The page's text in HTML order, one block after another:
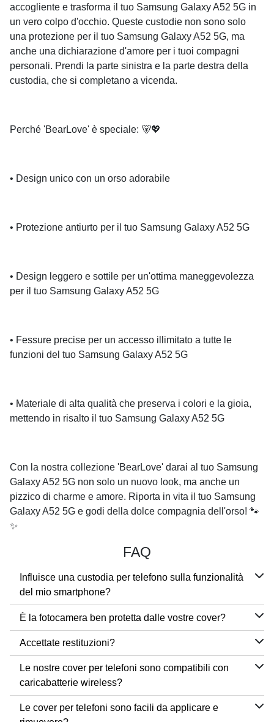
accogliente e trasforma il tuo Samsung Galaxy A52 5G in
un vero colpo d'occhio. Queste custodie non sono solo
una protezione per il tuo Samsung Galaxy A52 5G, ma
anche una dichiarazione d'amore per i tuoi compagni
personali. Prendi la parte sinistra e la parte destra della
custodia, che si completano a vicenda.
Perché 'BearLove' è speciale: 🐻💖
• Design unico con un orso adorabile
• Protezione antiurto per il tuo Samsung Galaxy A52 5G
• Design leggero e sottile per un'ottima maneggevolezza
per il tuo Samsung Galaxy A52 5G
• Fessure precise per un accesso illimitato a tutte le
funzioni del tuo Samsung Galaxy A52 5G
• Materiale di alta qualità che preserva i colori e la gioia,
mettendo in risalto il tuo Samsung Galaxy A52 5G
Con la nostra collezione 'BearLove' darai al tuo Samsung
Galaxy A52 5G non solo un nuovo look, ma anche un
pizzico di charme e amore. Riporta in vita il tuo Samsung
Galaxy A52 5G e godi della dolce compagnia dell'orso! 🐾
✨
FAQ
Influisce una custodia per telefono sulla funzionalità
del mio smartphone?
È la fotocamera ben protetta dalle vostre cover?
Accettate restituzioni?
Le nostre cover per telefoni sono compatibili con
caricabatterie wireless?
Le cover per telefoni sono facili da applicare e